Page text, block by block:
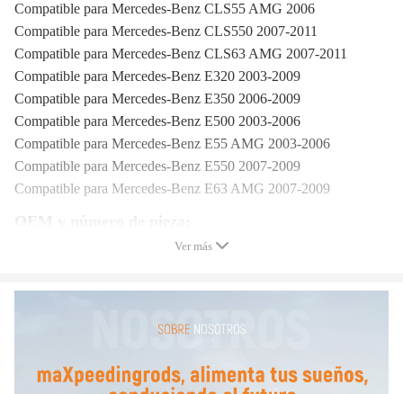
Compatible para Mercedes-Benz CLS55 AMG 2006
Compatible para Mercedes-Benz CLS550 2007-2011
Compatible para Mercedes-Benz CLS63 AMG 2007-2011
Compatible para Mercedes-Benz E320 2003-2009
Compatible para Mercedes-Benz E350 2006-2009
Compatible para Mercedes-Benz E500 2003-2006
Compatible para Mercedes-Benz E55 AMG 2003-2006
Compatible para Mercedes-Benz E550 2007-2009
Compatible para Mercedes-Benz E63 AMG 2007-2009
OEM y número de pieza:
A 211 320 01 58 , A2113200158 , 211 320 01 58 , 2113200158
Cantidad: 1 unidad como se muestra
Ver más